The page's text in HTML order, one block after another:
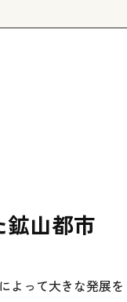
山都市
よって大きな発展を